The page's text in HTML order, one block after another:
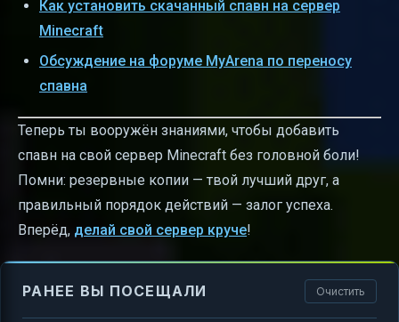
Как установить скачанный спавн на сервер
Minecraft
Обсуждение на форуме MyArena по переносу
спавна
Теперь ты вооружён знаниями, чтобы добавить
спавн на свой сервер Minecraft без головной боли!
Помни: резервные копии — твой лучший друг, а
правильный порядок действий — залог успеха.
Вперёд, делай свой сервер круче!
РАНЕЕ ВЫ ПОСЕЩАЛИ Очистить